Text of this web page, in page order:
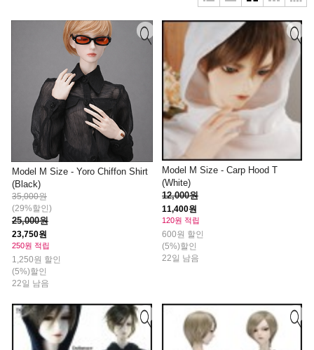
Model M Size - Yoro Chiffon Shirt
(Black)
35,000원
(29%할인)
25,000원
23,750원
250원 적립
1,250원 할인
(5%)할인
22일 남음
Model M Size - Carp Hood T
(White)
12,000원
11,400원
120원 적립
600원 할인
(5%)할인
22일 남음